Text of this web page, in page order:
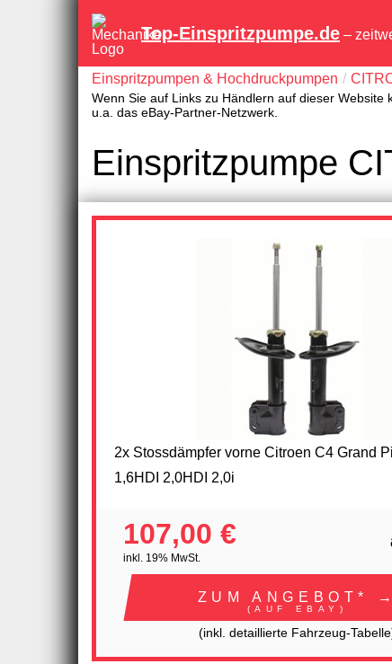
Top-Einspritzpumpe.de –
Einspritzpumpen & Hochdruckpumpen
Wenn Sie auf Links zu Händlern auf dieser
u.a. das eBay-Partner-Netzwerk.
Einspritzpumpe
2x Stossdämpfer vorne Citroen C4 Grand
1,6HDI 2,0HDI 2,0i
107,00 €
inkl. 19% MwSt.
ZUM ANGEBOT* →
(AUF EBAY)
(inkl. detaillierte Fahrzeug-